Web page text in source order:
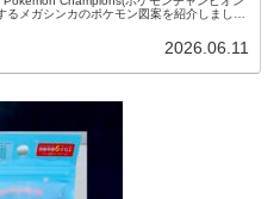
るメガシンカのポケモン図案を紹介しました
2026.06.11